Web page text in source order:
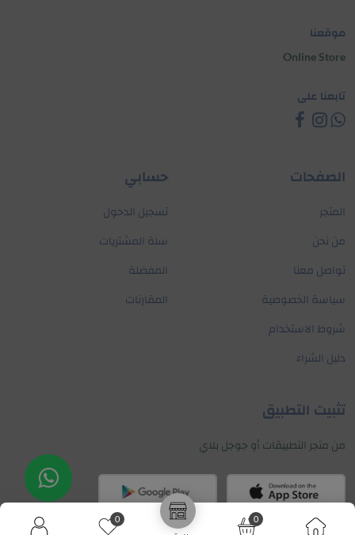
0
0 تواصل معنا
موقعنا
Online Store
تابعنا على
الصفحات
المتجر
من نحن
تواصل معنا
سياسة الخصوصية
شروط الاستخدام
دليل الشراء
حسابي
تسجيل الدخول
سلة المشتريات
المفضلة
المقارنات
تثبيت التطبيق
من متجر التطبيقات أو جوجل بلاي